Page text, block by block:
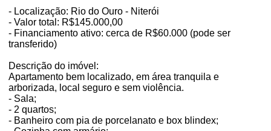
- Localização: Rio do Ouro - Niterói
- Valor total: R$145.000,00
- Financiamento ativo: cerca de R$60.000 (pode ser
transferido)
Descrição do imóvel:
Apartamento bem localizado, em área tranquila e
arborizada, local seguro e sem violência.
- Sala;
- 2 quartos;
- Banheiro com pia de porcelanato e box blindex;